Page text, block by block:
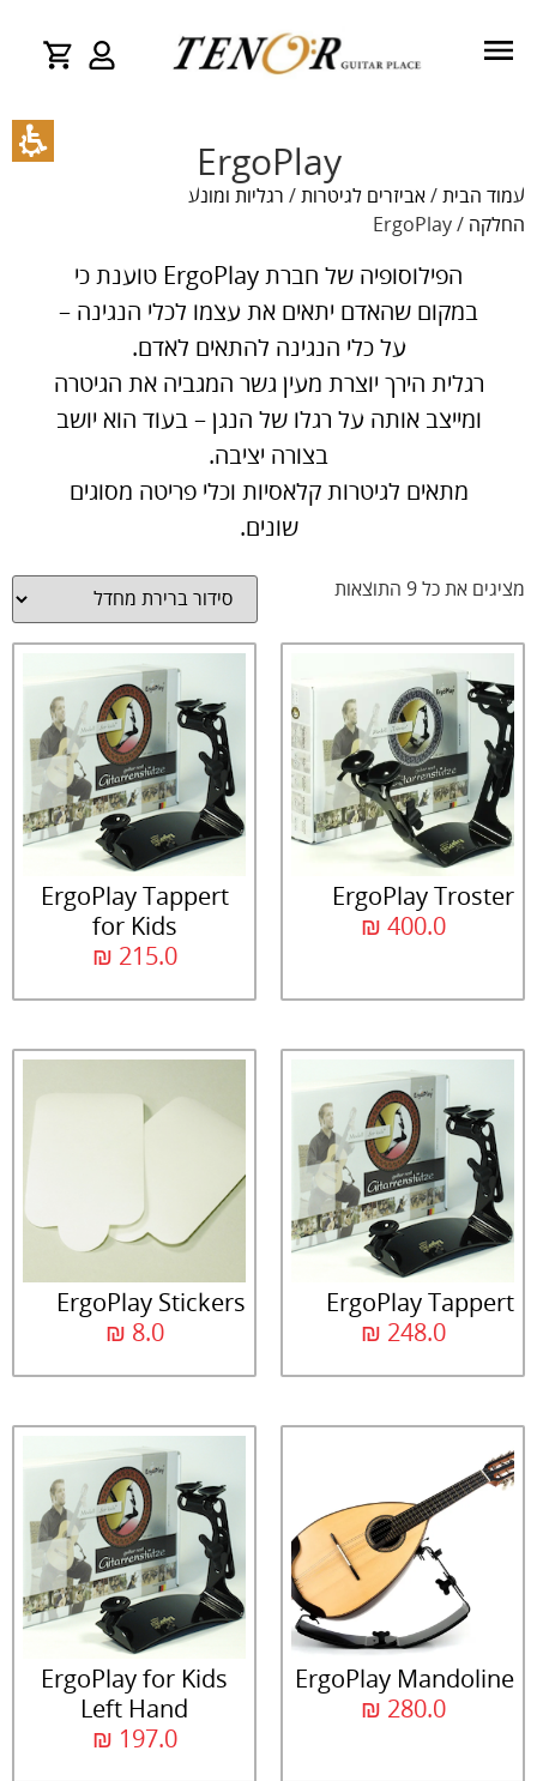
ErgoPlay
עמוד הבית / אביזרים לגיטרות / רגליות ומונע
החלקה / ErgoPlay
הפילוסופיה של חברת ErgoPlay טוענת כי
במקום שהאדם יתאים את עצמו לכלי הנגינה –
על כלי הנגינה להתאים לאדם.
רגלית הירך יוצרת מעין גשר המגביה את הגיטרה
ומייצב אותה על רגלו של הנגן – בעוד הוא יושב
בצורה יציבה.
מתאים לגיטרות קלאסיות וכלי פריטה מסוגים
שונים.
מציגים את כל ⁦9⁩ התוצאות
ErgoPlay Troster
₪ 400.0
ErgoPlay Tappert
for Kids
₪ 215.0
ErgoPlay Tappert
₪ 248.0
ErgoPlay Stickers
₪ 8.0
ErgoPlay Mandoline
₪ 280.0
ErgoPlay for Kids
Left Hand
₪ 197.0